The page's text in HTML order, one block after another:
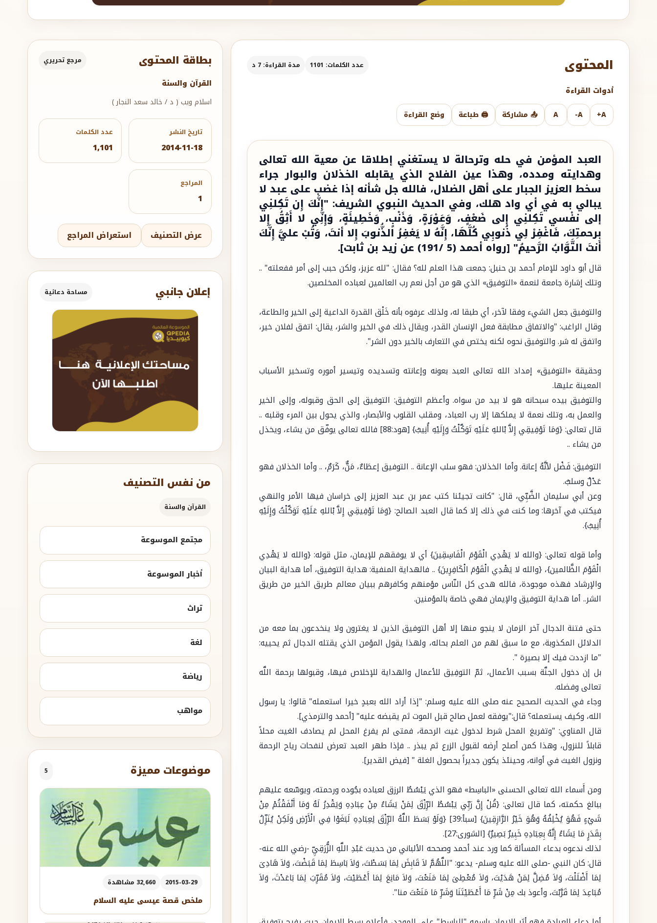
بطاقة المحتوى مرجع تحريري
القرآن والسنة
اسلام ويب ( د / خالد سعد النجار )
تاريخ النشر
2014-11-18
عدد الكلمات
1,101
المراجع
1
عرض التصنيف استعراض المراجع
إعلان جانبي مساحة دعائية
من نفس التصنيف
القرآن والسنة
مجتمع الموسوعة
أخبار الموسوعة
تراث
لغة
رياضة
مواهب
موضوعات مميزة 5
2015-03-29 32,660 مشاهدة
ملخص قصة عيسى عليه السلام
المحتوى عدد الكلمات: 1101 مدة القراءة: 7 د
أدوات القراءة
A+
A-
A 📤 مشاركة 🖨️ طباعة وضع القراءة
العبد المؤمن في حله وترحالة لا يستغني إطلاقا عن معية الله تعالى
وهدايته ومدده، وهذا عين الفلاح الذي يقابله الخذلان والبوار جراء
سخط العزيز الجبار على أهل الضلال، فالله جل شأنه إذا غضب على عبد لا
يبالي به في أي واد هلك، وفي الحديث النبوي الشريف: "إِنَّكَ إِن تَكِلنِي
إلى نفْسي تَكِلنِي إلى ضَعْفٍ، وَعَوْرَةٍ، وَذَنْبٍ، وَخَطِيئَةٍ، وَإِنِّي لا أَثِقُ إِلا
بِرحمتِكَ، فَاغْفِرْ لِي ذُنوبِي كُلَّهَا، إِنَّهُ لا يَغفِرُ الذُّنوبَ إِلا أنتَ، وَتُبْ عليَّ إِنَّكَ
أنتَ التَّوَّابُ الرَّحيمُ" [رواه أحمد (5 /191) عن زيد بن ثابت].
قال أبو داود للإمام أحمد بن حنبل: جمعت هذا العلم لله؟ فقال: "لله عزيز، ولكن حبب إلى أمر ففعلته" ..
وتلك إشارة جامعة لنعمة «التوفيق» الذي هو من أجل نعم رب العالمين لعباده المخلصين.
والتوفيق جعل الشيء وفقا لآخر، أي طبقا له، ولذلك عرفوه بأنه خَلْق القدرة الداعية إلى الخير والطاعة،
وقال الراغب: "والاتفاق مطابقة فعل الإنسان القدر، ويقال ذلك في الخير والشر، يقال: اتفق لفلان خير،
واتفق له شر. والتوفيق نحوه لكنه يختص في التعارف بالخير دون الشر".
وحقيقة «التوفيق» إمداد الله تعالى العبد بعونه وإعانته وتسديده وتيسير أموره وتسخير الأسباب
المعينة عليها.
والتوفيق بيده سبحانه هو لا بيد من سواه. وأعظم التوفيق: التوفيق إلى الحق وقبوله، وإلى الخير
والعمل به، وتلك نعمة لا يملكها إلا رب العباد، ومقلب القلوب والأبصار، والذي يحول بين المرء وقلبه ..
قال تعالى: {وَمَا تَوْفِيقِي إِلاَّ بْاللهِ عَلَيْهِ تَوَكَّلْتُ وَإِلَيْهِ أُنِيبُ} [هود:88] فالله تعالى يوفّق من يشاء، ويخذل
من يشاء ..
التوفيق: فَضْل لأنَّهُ إعانة. وأما الخذلان: فهو سلب الإعانة .. التوفيق إعطَاءٌ، مَنٌّ، كَرَمٌ، .. وأما الخذلان فهو
عَدْلٌ وسلبٌ.
وعن أبي سليمان الضَّبِّي، قال: "كانت تجيئنا كتب عمر بن عبد العزيز إلى خراسان فيها الأمر والنهي
فيكتب في آخرها: وما كنت في ذلك إلا كما قال العبد الصالح: {وَمَا تَوْفِيقِي إِلاَّ بْاللهِ عَلَيْهِ تَوَكَّلْتُ وَإِلَيْهِ
أُنِيبُ}.
وأما قوله تعالى: {والله لا يَهْدِي الْقَوْمَ الْفَاسِقِينَ} أي لا يوفقهم للإيمان، مثل قوله: {والله لا يَهْدِي
الْقَوْمَ الظَّالمين}، {والله لا يَهْدِي الْقَوْمَ الْكَافِرِينَ} .. فالهداية المنفية: هداية التوفيق، أما هداية البيان
والإرشاد فهذه موجودة، فالله هدى كل النّاس مؤمنهم وكافرهم ببيان معالم طريق الخير من طريق
الشر.. أما هداية التوفيق والإيمان فهي خاصة بالمؤمنين.
حتى فتنة الدجال آخر الزمان لا ينجو منها إلا أهل التوفيق الذين لا يغترون ولا ينخدعون بما معه من
الدلائل المكذوبة، مع ما سبق لهم من العلم بحاله، ولهذا يقول المؤمن الذي يقتله الدجال ثم يحييه:
"ما ازددت فيك إلا بصيرة ".
بل إن دخول الجنَّة بسبب الأعمال، ثمّ التوفِيق للأعمال والهداية للإخلاص فيها، وقبولها برحمة اللَّه
تعالى وفضله.
وجاء في الحديث الصحيح عنه صلى الله عليه وسلم: "إذا أراد الله بعبدٍ خيرا استعمله" قالوا: يا رسول
الله، وكيف يستعمله؟ قال:"يوفقه لعمل صالح قبل الموت ثم يقبضه عليه" [أحمد والترمذي].
قال المناوي: "وتفريغ المحل شرط لدخول غيث الرحمة، فمتى لم يفرغ المحل لم يصادف الغيث محلاً
قابلاً للنزول، وهذا كمن أصلح أرضه لقبول الزرع ثم يبذر .. فإذا طهر العبد تعرض لنفحات رياح الرحمة
ونزول الغيث في أوانه، وحينئذ يكون جديراً بحصول الغلة " [فيض القدير].
ومن أَسماء الله تعالى الحسنى «الباسِط» فهو الذي يَبْسُطُ الرزق لعباده بجُوده ورحمته، ويوسّعه عليهم
ببالغ حكمته، كما قال تعالى: {قُلْ إِنَّ رَبِّي يَبْسُطُ الرِّزْقَ لِمَنْ يَشَاءُ مِنْ عِبَادِهِ وَيَقْدِرُ لَهُ وَمَا أَنْفَقْتُمْ مِنْ
شَيْءٍ فَهُوَ يُخْلِفُهُ وَهُوَ خَيْرُ الرَّازِقِينَ} [سبأ:39] {وَلَوْ بَسَطَ اللَّهُ الرِّزْقَ لِعِبَادِهِ لَبَغَوْا فِي الْأَرْضِ وَلَكِنْ يُنَزِّلُ
بِقَدَرٍ مَا يَشَاءُ إِنَّهُ بِعِبَادِهِ خَبِيرٌ بَصِيرٌ} [الشورى:27].
لذلك ندعوه بدعاء المسألة كما ورد عند أحمد وصححه الألباني من حديث عَبْدِ اللَّهِ الزُّرَقِيِّ -رضي الله عنه-
قال: كان النبي -صلى الله عليه وسلم- يدعو: "اللَّهُمَّ لاَ قَابِضَ لِمَا بَسَطْتَ، وَلاَ بَاسِطَ لِمَا قَبَضْتَ، وَلاَ هَادِىَ
لِمَا أَضْلَلْتَ، وَلاَ مُضِلَّ لِمَنْ هَدَيْتَ، وَلاَ مُعْطِىَ لِمَا مَنَعْتَ، وَلاَ مَانِعَ لِمَا أَعْطَيْتَ، وَلاَ مُقَرِّبَ لِمَا بَاعَدْتَ، وَلاَ
مُبَاعِدَ لِمَا قَرَّبْتَ، وأعوذ بك مِنْ شَرِّ مَا أَعْطَيْتَنَا وَشَرِّ مَا مَنَعْتَ منا".